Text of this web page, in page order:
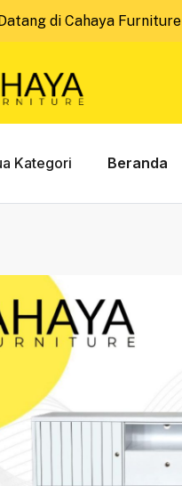
di Cahaya Furniture
Kategori Beranda